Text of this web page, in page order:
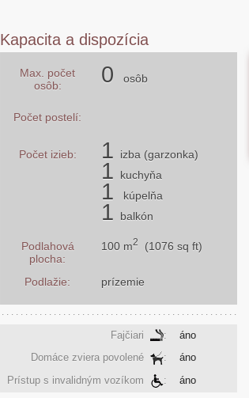
Kapacita a dispozícia
Max. počet
osôb:
0 osôb
Počet postelí:
Počet izieb: 1 izba (garzonka)
1 kuchyňa
1 kúpelňa
1 balkón
Podlahová
plocha:
100 m2 (1076 sq ft)
Podlažie: prízemie
Fajčiari :
áno
Domáce zviera povolené
:
áno
Prístup s invalidným vozíkom
: áno